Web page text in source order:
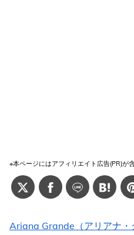
※本ページにはアフィリエイト広告(PR)が
Ariana Grande（アリアナ・